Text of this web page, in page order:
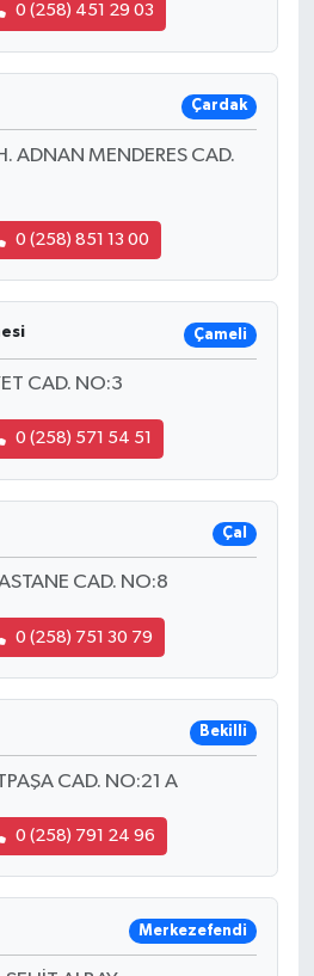
0 (258) 451 29 03
Çardak
ADNAN MENDERES CAD.
0 (258) 851 13 00
Çameli
CAD. NO:3
0 (258) 571 54 51
Çal
CAD. NO:8
0 (258) 751 30 79
Bekilli
CAD. NO:21 A
0 (258) 791 24 96
Merkezefendi